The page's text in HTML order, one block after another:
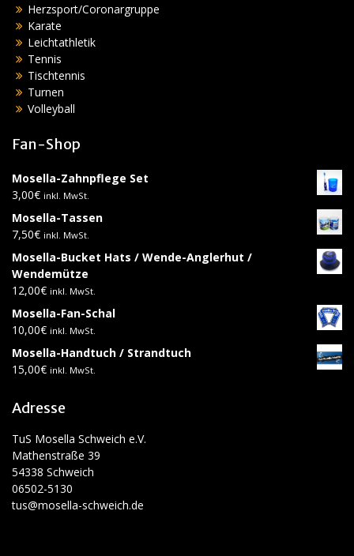
Herzsport/Coronargruppe
Karate
Leichtathletik
Tennis
Tischtennis
Turnen
Volleyball
Fan-Shop
Mosella-Zahnpflege Set
3,00€ inkl. MwSt.
Mosella-Tassen
7,50€ inkl. MwSt.
Mosella-Bucket Hats / Wende-Anglerhut /
Wendemütze
12,00€ inkl. MwSt.
Mosella-Fan-Schal
10,00€ inkl. MwSt.
Mosella-Handtuch / Strandtuch
15,00€ inkl. MwSt.
Adresse
TuS Mosella Schweich e.V.
Mathenstraße 39
54338 Schweich
06502-5130
tus@mosella-schweich.de